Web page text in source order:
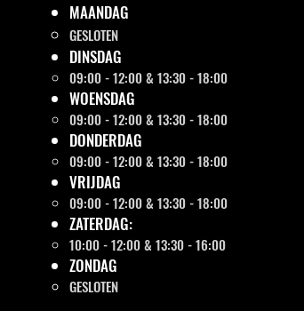
MAANDAG
GESLOTEN
DINSDAG
09:00 - 12:00 & 13:30 - 18:00
WOENSDAG
09:00 - 12:00 & 13:30 - 18:00
DONDERDAG
09:00 - 12:00 & 13:30 - 18:00
VRIJDAG
09:00 - 12:00 & 13:30 - 18:00
ZATERDAG:
10:00 - 12:00 & 13:30 - 16:00
ZONDAG
GESLOTEN